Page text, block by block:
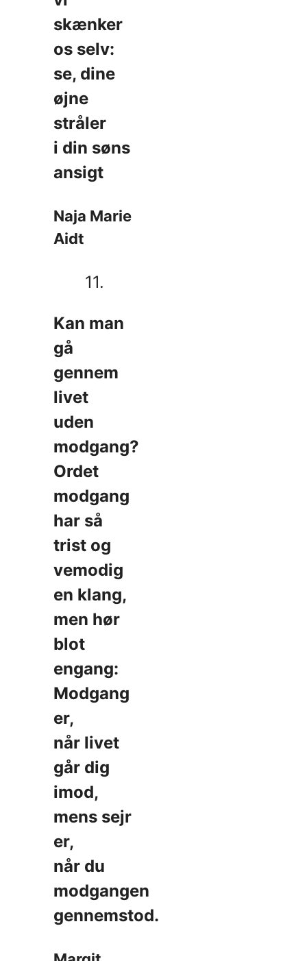
skænker
os selv:
se, dine
øjne
stråler
i din søns
ansigt
Naja Marie
Aidt
11.
Kan man
gå
gennem
livet
uden
modgang?
Ordet
modgang
har så
trist og
vemodig
en klang,
men hør
blot
engang:
Modgang
er,
når livet
går dig
imod,
mens sejr
er,
når du
modgangen
gennemstod.